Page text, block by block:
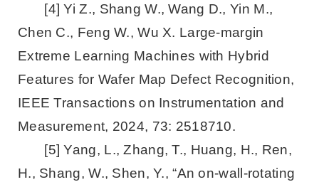
[4] Yi Z., Shang W., Wang D., Yin M.,
Chen C., Feng W., Wu X. Large-margin
Extreme Learning Machines with Hybrid
Features for Wafer Map Defect Recognition,
IEEE Transactions on Instrumentation and
Measurement, 2024, 73: 2518710.
[5] Yang, L., Zhang, T., Huang, H., Ren,
H., Shang, W., Shen, Y., “An on-wall-rotating